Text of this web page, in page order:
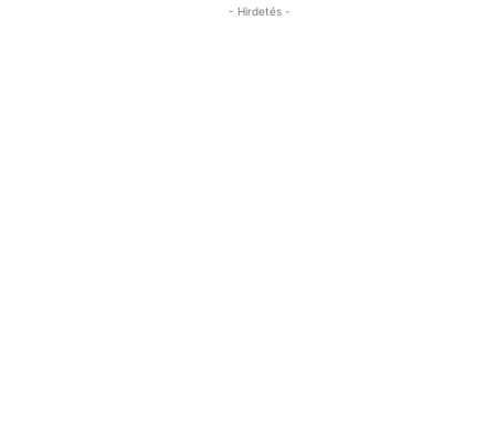
- Hirdetés -